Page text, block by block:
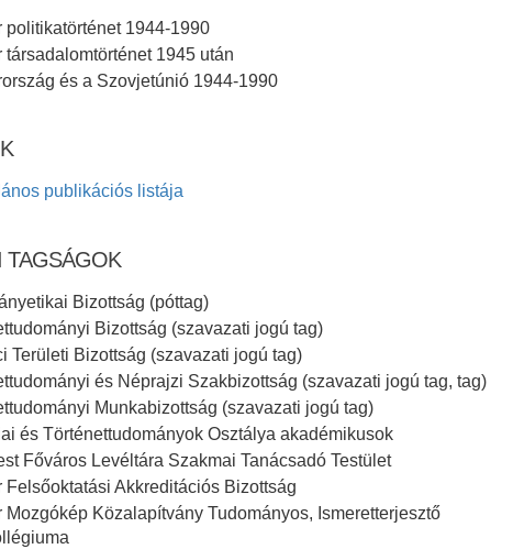
politikatörténet 1944-1990
társadalomtörténet 1945 után
és a Szovjetúnió 1944-1990
publikációs listája
TAGSÁGOK
Bizottság (póttag)
Bizottság (szavazati jogú tag)
Területi Bizottság (szavazati jogú tag)
és Néprajzi Szakbizottság (szavazati jogú tag, tag)
Munkabizottság (szavazati jogú tag)
és Történettudományok Osztálya akadémikusok
Főváros Levéltára Szakmai Tanácsadó Testület
Felsőoktatási Akkreditációs Bizottság
Mozgókép Közalapítvány Tudományos, Ismeretterjesztő